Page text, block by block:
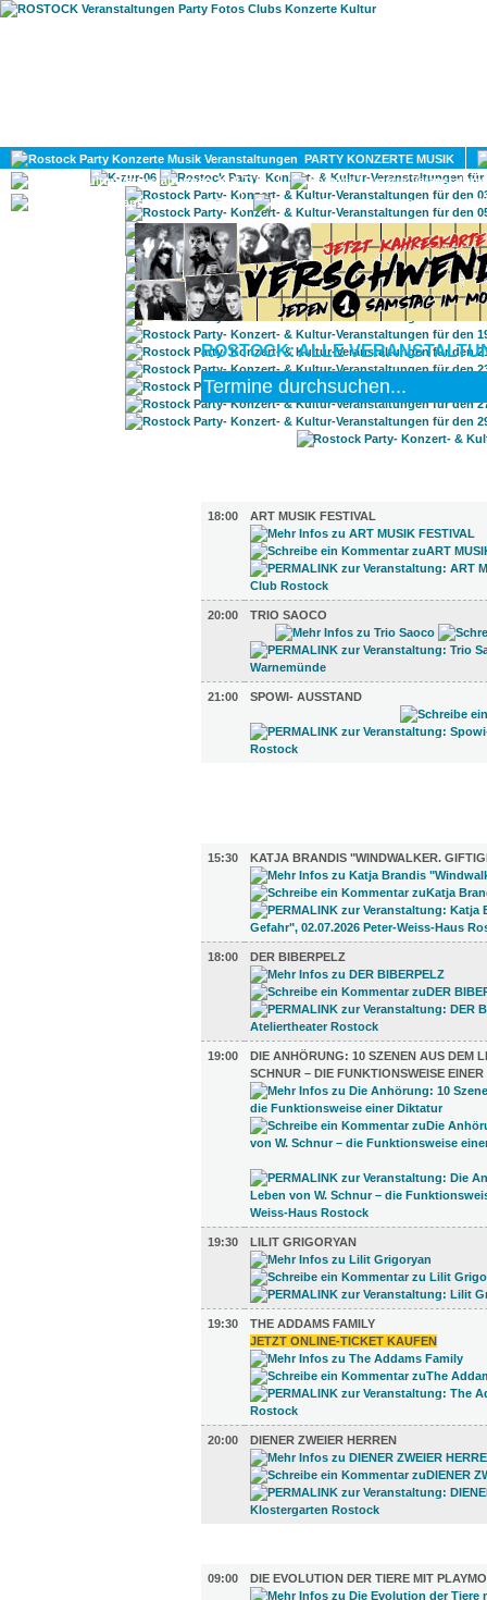
PARTY KONZERTE MUSIK
KULTUR
GAY
ROSTOCK: ALLE
18:00
ART MUSIK FESTIVAL
20:00 TRIO SAOCO
21:00 SPOWI- AUSSTAND
15:30
KATJA BRANDIS "WINDWALKER.
18:00 DER BIBERPELZ
19:00
DIE ANHÖRUNG: 10 SZENEN AUS DEM
SCHNUR – DIE FUNKTIONSWEISE
19:30 LILIT GRIGORYAN
19:30
THE ADDAMS FAMILY
JETZT ONLINE-TICKET KAUFEN
20:00 DIENER ZWEIER HERREN
09:00
DIE EVOLUTION DER TIERE MIT